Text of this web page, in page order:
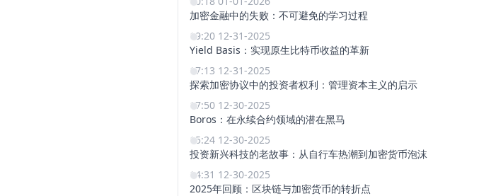
加密金融中的失败：不可避免的学习过程
19:20 12-31-2025
Yield Basis：实现原生比特币收益的革新
17:13 12-31-2025
探索加密协议中的投资者权利：管理资本主义的启示
17:50 12-30-2025
Boros：在永续合约领域的潜在黑马
15:24 12-30-2025
投资新兴科技的老故事：从自行车热潮到加密货币泡沫
14:31 12-30-2025
2025年回顾：区块链与加密货币的转折点